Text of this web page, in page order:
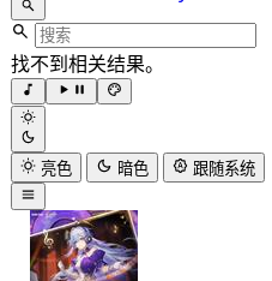
找不到相关结果。
亮色 暗色 跟随系统